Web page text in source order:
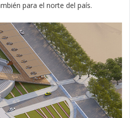
para el norte del país.